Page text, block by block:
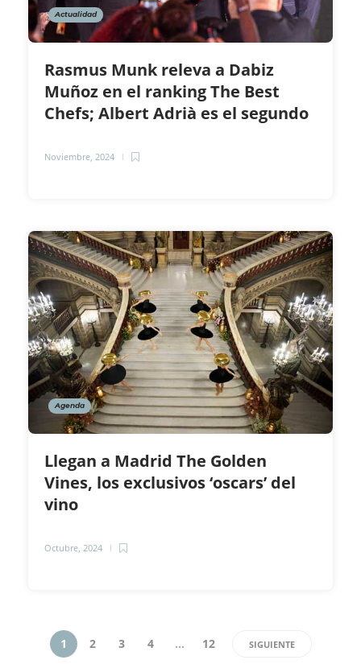
Actualidad
Rasmus Munk releva a Dabiz
Muñoz en el ranking The Best
Chefs; Albert Adrià es el segundo
Noviembre, 2024
Agenda
Llegan a Madrid The Golden
Vines, los exclusivos ‘oscars’ del
vino
Octubre, 2024
1 2 3 4 … 12 SIGUIENTE